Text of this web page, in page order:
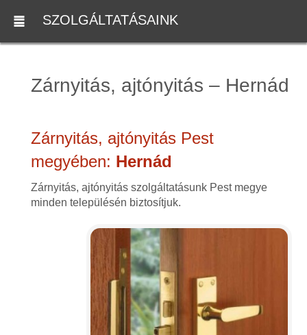
SZOLGÁLTATÁSAINK
Zárnyitás, ajtónyitás – Hernád
Zárnyitás, ajtónyitás Pest
megyében: Hernád
Zárnyitás, ajtónyitás szolgáltatásunk Pest megye
minden településén biztosítjuk.